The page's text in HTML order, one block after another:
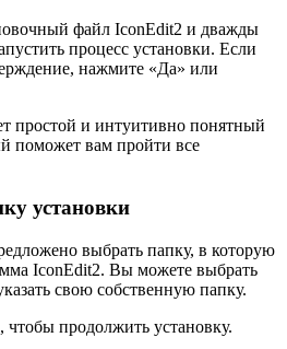
файл IconEdit2 и дважды
процесс установки. Если
нажмите «Да» или
простой и интуитивно понятный
поможет вам пройти все
установки
выбрать папку, в которую
IconEdit2. Вы можете выбрать
свою собственную папку.
продолжить установку.